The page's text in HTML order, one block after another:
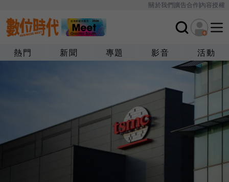
關於我們廣告合作內容授權
熱門 新聞 專題 影音 活動